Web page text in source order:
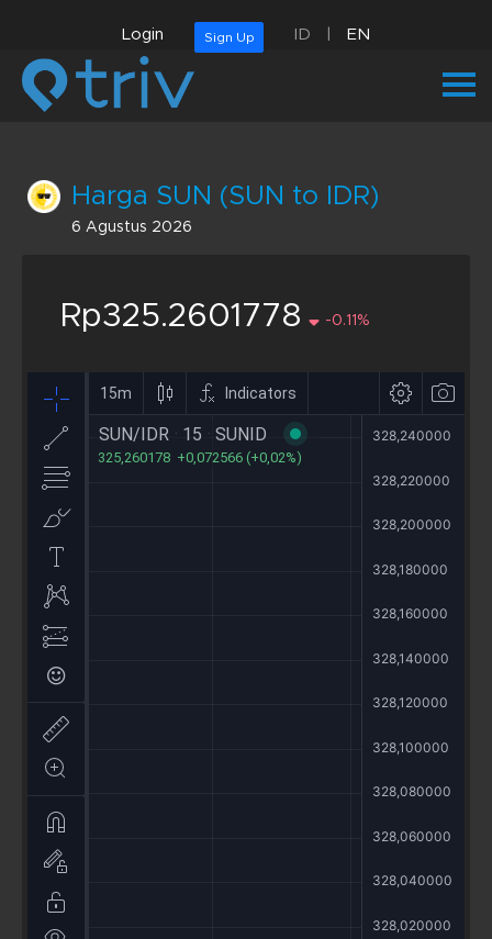
Login Sign Up ID EN
Harga SUN (SUN to IDR)
6 Agustus 2026
Rp325.2601778 -0.11%